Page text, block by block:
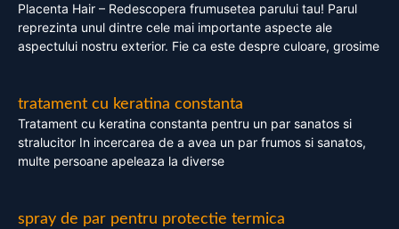
Placenta Hair – Redescopera frumusetea parului tau! Parul
reprezinta unul dintre cele mai importante aspecte ale
aspectului nostru exterior. Fie ca este despre culoare, grosime
tratament cu keratina constanta
Tratament cu keratina constanta pentru un par sanatos si
stralucitor In incercarea de a avea un par frumos si sanatos,
multe persoane apeleaza la diverse
spray de par pentru protectie termica